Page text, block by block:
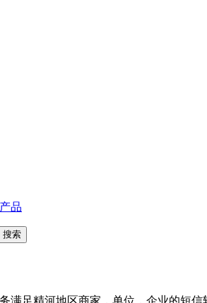
品
搜索
满足精河地区商家，单位，企业的短